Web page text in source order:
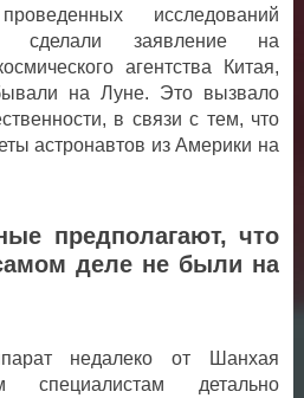
исследований
сделали заявление на
агентства Китая,
на Луне. Это вызвало
в связи с тем, что
астронавтов из Америки на
предполагают, что
деле не были на
недалеко от Шанхая
специалистам детально